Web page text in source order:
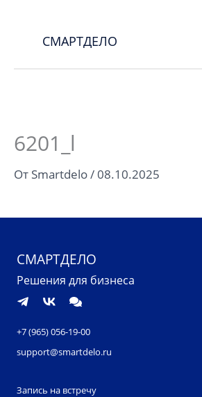
содержимому
СМАРТДЕЛО
6201_l
От Smartdelo/08.10.2025
СМАРТДЕЛО
Решения для бизнеса
+7 (965) 056-19-00
support@smartdelo.ru
Запись на встречу